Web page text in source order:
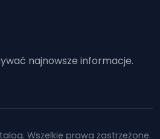
najnowsze informacje.
Wszelkie prawa zastrzeżone.